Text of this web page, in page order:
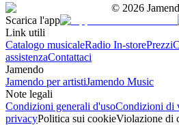
© 2026
Scarica l'app
Link utili
Catalogo musicaleRadio In-storePrezzi
assistenzaContattaci
Jamendo
Jamendo per artistiJamendo Music
Note legali
Condizioni generali d'usoCondizioni di
privacyPolitica sui cookieViolazione di